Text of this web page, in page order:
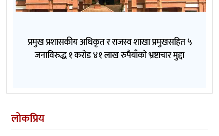
प्रमुख प्रशासकीय अधिकृत र राजस्व शाखा प्रमुखसहित ५
जनाविरुद्ध १ करोड ४१ लाख रुपैयाँको भ्रष्टाचार मुद्दा
लोकप्रिय